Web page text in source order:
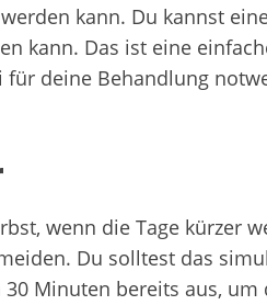
kann. Du kannst
kann. Das ist eine
für deine Behandlung
wenn die Tage kürzer
Du solltest das
Minuten bereits aus, um